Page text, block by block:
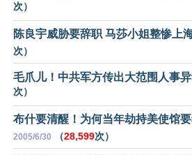
次）
陈良宇威胁要辞职 马莎小姐整惨上
次）
毛爪儿！中共军方传出大范围人事
次）
布什要清醒！为何当年劫持美使馆
2005/6/30 （28,599次）